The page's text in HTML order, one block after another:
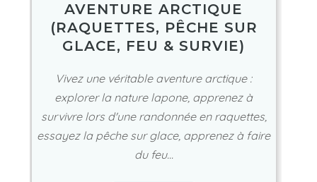
AVENTURE ARCTIQUE
(RAQUETTES, PÊCHE SUR
GLACE, FEU & SURVIE)
Vivez une véritable aventure arctique :
explorer la nature lapone, apprenez à
survivre lors d'une randonnée en raquettes,
essayez la pêche sur glace, apprenez à faire
du feu...